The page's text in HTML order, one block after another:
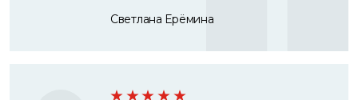
Светлана Ерёмина